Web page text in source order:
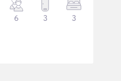
6 3 3